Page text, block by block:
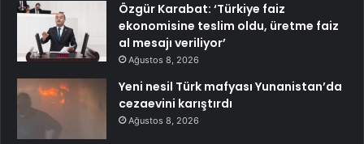
Özgür Karabat: ‘Türkiye faiz
ekonomisine teslim oldu, üretme faiz
al mesajı veriliyor’
Ağustos 8, 2026
Yeni nesil Türk mafyası Yunanistan’da
cezaevini karıştırdı
Ağustos 8, 2026